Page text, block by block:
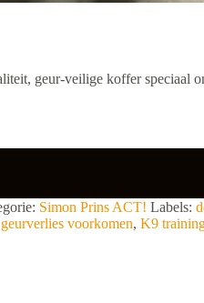
geur-veilige koffer speciaal
Simon Prins ACT! Labels:
geurverlies voorkomen, K9